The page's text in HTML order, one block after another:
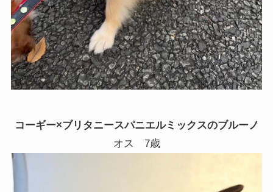
コーギー×ブリタニースパニエルミックスのブルーノ
オス 7歳